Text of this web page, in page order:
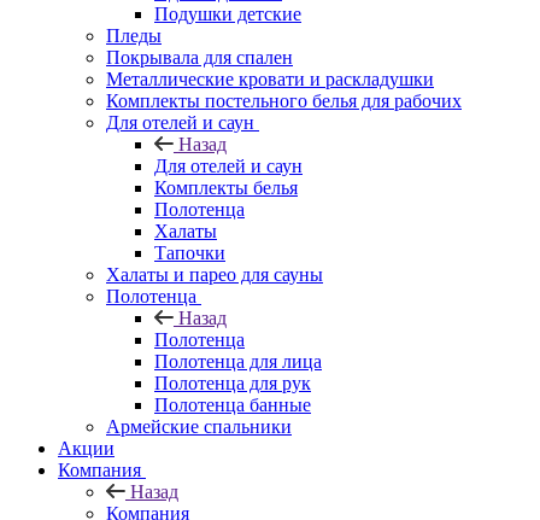
Подушки детские
Пледы
Покрывала для спален
Металлические кровати и раскладушки
Комплекты постельного белья для рабочих
Для отелей и саун
Назад
Для отелей и саун
Комплекты белья
Полотенца
Халаты
Тапочки
Халаты и парео для сауны
Полотенца
Назад
Полотенца
Полотенца для лица
Полотенца для рук
Полотенца банные
Армейские спальники
Акции
Компания
Назад
Компания